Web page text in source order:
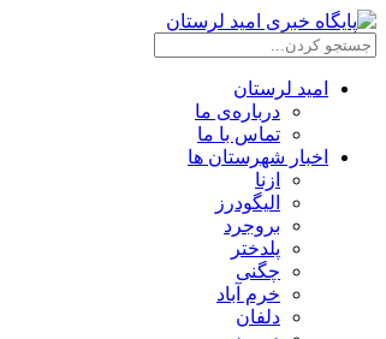
امید لرستان
درباره‌ی ما
تماس با ما
اخبار شهرستان ها
ازنا
الیگودرز
بروجرد
پلدختر
چگنی
خرم آباد
دلفان